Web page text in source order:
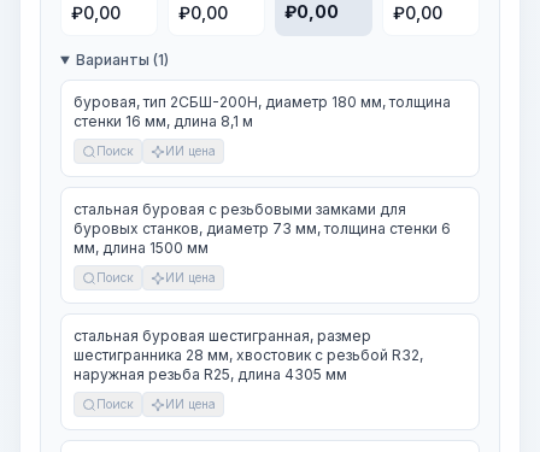
₽0,00 ₽0,00 ₽0,00 ₽0,00
Варианты (1)
буровая, тип 2СБШ-200Н, диаметр 180 мм, толщина
стенки 16 мм, длина 8,1 м
Поиск ИИ цена
стальная буровая с резьбовыми замками для
буровых станков, диаметр 73 мм, толщина стенки 6
мм, длина 1500 мм
Поиск ИИ цена
стальная буровая шестигранная, размер
шестигранника 28 мм, хвостовик с резьбой R32,
наружная резьба R25, длина 4305 мм
Поиск ИИ цена